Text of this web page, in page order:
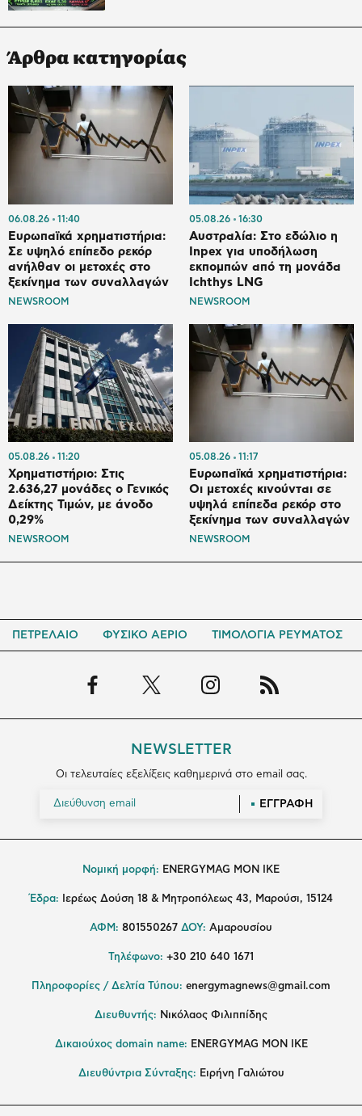
Άρθρα κατηγορίας
06.08.26 11:40
Ευρωπαϊκά χρηματιστήρια:
Σε υψηλό επίπεδο ρεκόρ
ανήλθαν οι μετοχές στο
ξεκίνημα των συναλλαγών
NEWSROOM
05.08.26 16:30
Αυστραλία: Στο εδώλιο η
Inpex για υποδήλωση
εκπομπών από τη μονάδα
Ichthys LNG
NEWSROOM
05.08.26 11:20
Χρηματιστήριο: Στις
2.636,27 μονάδες ο Γενικός
Δείκτης Τιμών, με άνοδο
0,29%
NEWSROOM
05.08.26 11:17
Ευρωπαϊκά χρηματιστήρια:
Οι μετοχές κινούνται σε
υψηλά επίπεδα ρεκόρ στο
ξεκίνημα των συναλλαγών
NEWSROOM
ΠΕΤΡΕΛΑΙΟ ΦΥΣΙΚΟ ΑΕΡΙΟ ΤΙΜΟΛΟΓΙΑ ΡΕΥΜΑΤΟΣ
NEWSLETTER
Οι τελευταίες εξελίξεις καθημερινά στο email σας.
ΕΓΓΡΑΦΗ
Νομική μορφή: ENERGYMAG MON IKE
Έδρα: Ιερέως Δούση 18 & Μητροπόλεως 43, Μαρούσι, 15124
ΑΦΜ: 801550267 ΔΟΥ: Αμαρουσίου
Τηλέφωνο: +30 210 640 1671
Πληροφορίες / Δελτία Τύπου: energymagnews@gmail.com
Διευθυντής: Νικόλαος Φιλιππίδης
Δικαιούχος domain name: ENERGYMAG ΜΟΝ ΙΚΕ
Διευθύντρια Σύνταξης: Ειρήνη Γαλιώτου